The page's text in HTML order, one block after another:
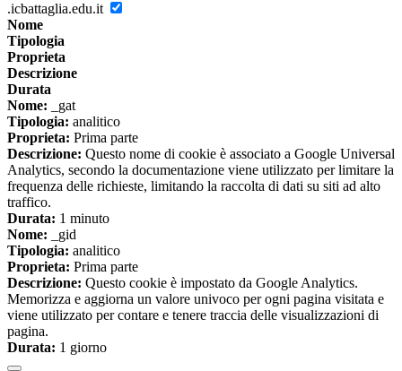
.icbattaglia.edu.it
Nome
Tipologia
Proprieta
Descrizione
Durata
Nome: _gat
Tipologia: analitico
Proprieta: Prima parte
Descrizione: Questo nome di cookie è associato a Google Universal
Analytics, secondo la documentazione viene utilizzato per limitare la
frequenza delle richieste, limitando la raccolta di dati su siti ad alto
traffico.
Durata: 1 minuto
Nome: _gid
Tipologia: analitico
Proprieta: Prima parte
Descrizione: Questo cookie è impostato da Google Analytics.
Memorizza e aggiorna un valore univoco per ogni pagina visitata e
viene utilizzato per contare e tenere traccia delle visualizzazioni di
pagina.
Durata: 1 giorno